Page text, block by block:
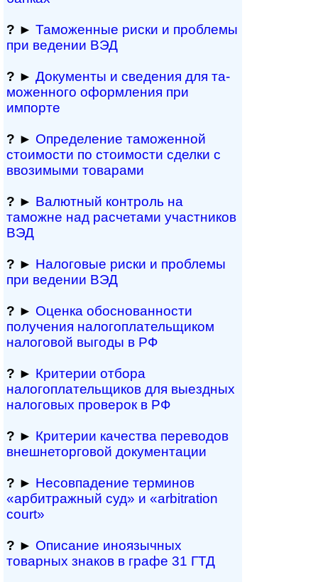
? ► Таможенные риски и проблемы
при ведении ВЭД
? ► Документы и све­де­ния для та­
мо­жен­но­го офор­м­ле­ния при
импорте
? ► Определение таможенной
стоимости по стоимости сделки с
ввозимыми товарами
? ► Валютный контроль на
таможне над рас­че­та­ми участников
ВЭД
? ► Налоговые риски и проблемы
при ведении ВЭД
? ► Оценка обосно­ванности
получения налогоплательщиком
налоговой выгоды в РФ
? ► Критерии отбора
налогоплательщиков для выездных
налоговых проверок в РФ
? ► Критерии качества переводов
внешне­тор­го­вой документации
? ► Несовпадение терминов
«арбитражный суд» и «arbitration
court»
? ► Описание иноязычных
товарных знаков в графе 31 ГТД